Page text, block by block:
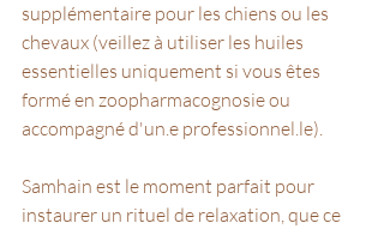
supplémentaire pour les chiens ou les
chevaux (veillez à utiliser les huiles
essentielles uniquement si vous êtes
formé en zoopharmacognosie ou
accompagné d'un.e professionnel.le).
Samhain est le moment parfait pour
instaurer un rituel de relaxation, que ce